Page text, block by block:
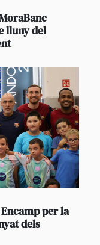
lluny del
per la
dels